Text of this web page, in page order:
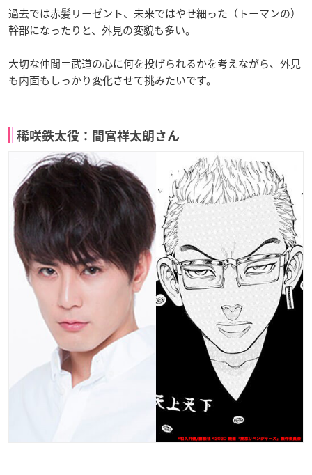
過去では赤髪リーゼント、未来ではやせ細った（トーマンの）
幹部になったりと、外見の変貌も多い。
大切な仲間＝武道の心に何を投げられるかを考えながら、外見
も内面もしっかり変化させて挑みたいです。
稀咲鉄太役：間宮祥太朗さん